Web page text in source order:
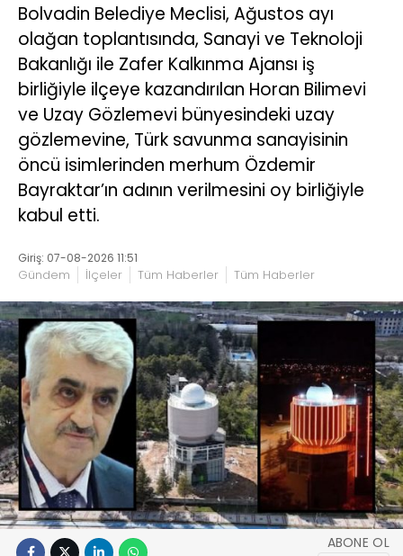
Bolvadin Belediye Meclisi, Ağustos ayı
olağan toplantısında, Sanayi ve Teknoloji
Bakanlığı ile Zafer Kalkınma Ajansı iş
birliğiyle ilçeye kazandırılan Horan Bilimevi
ve Uzay Gözlemevi bünyesindeki uzay
gözlemevine, Türk savunma sanayisinin
öncü isimlerinden merhum Özdemir
Bayraktar’ın adının verilmesini oy birliğiyle
kabul etti.
Giriş: 07-08-2026 11:51
Gündem İlçeler Tüm Haberler Tüm Haberler
ABONE OL